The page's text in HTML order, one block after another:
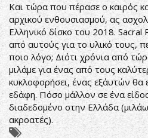
Και τώρα που πέρασε ο καιρός
αρχικού ενθουσιασμού, ας
Ελληνικό δίσκο του 2018. Sacral
από αυτούς για το υλικό τους,
ποιο λόγο; Διότι χρόνια από
μιλάμε για ένας από τους
κυκλοφορήσει, ένας εξ΄αυτών θα
εδάφη. Πόσο μάλλον σε ένα
διαδεδομένο στην Ελλάδα
ακροατές).